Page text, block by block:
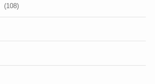
(108)